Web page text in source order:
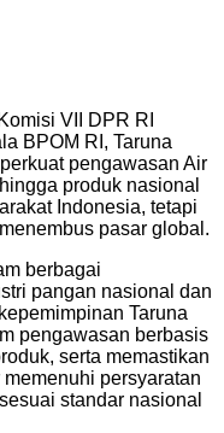
Komisi VII DPR RI
BPOM RI, Taruna
pengawasan Air
produk nasional
Indonesia, tetapi
pasar global.
berbagai
pangan nasional dan
Taruna
pengawasan berbasis
serta memastikan
persyaratan
standar nasional